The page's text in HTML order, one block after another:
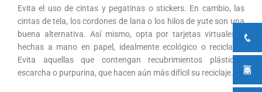
Evita el uso de cintas y pegatinas o stickers. En cambio, las
cintas de tela, los cordones de lana o los hilos de yute son una
buena alternativa. Así mismo, opta por tarjetas virtuales o
hechas a mano en papel, idealmente ecológico o reciclado.
Evita aquellas que contengan recubrimientos plásticos,
escarcha o purpurina, que hacen aún más difícil su reciclaje.